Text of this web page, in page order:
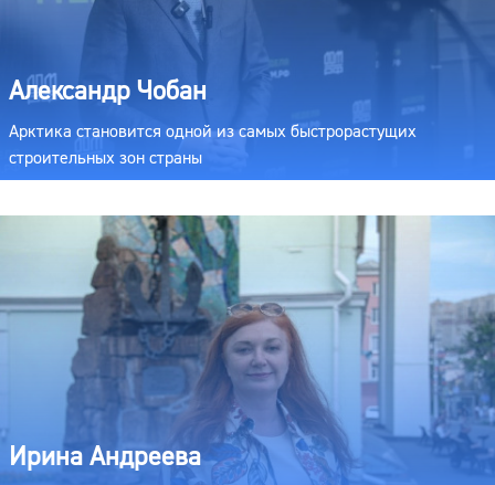
Александр Чобан
Арктика становится одной из самых быстрорастущих
строительных зон страны
Ирина Андреева